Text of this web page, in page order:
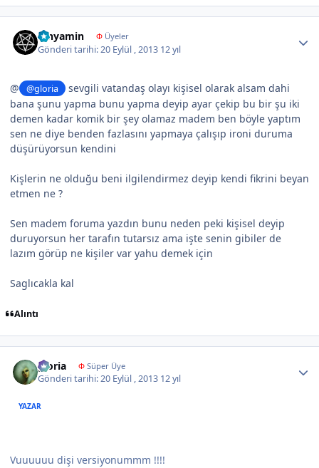
binyamin ΦÜyeler
Gönderi tarihi:20 Eylül , 2013 12 yıl
@ @gloria
sevgili vatandaş olayı kişisel olarak alsam dahi
bana şunu yapma bunu yapma deyip ayar çekip bu bir şu iki
demen kadar komik bir şey olamaz madem ben böyle yaptım
sen ne diye benden fazlasını yapmaya çalışıp ironi duruma
düşürüyorsun kendini
Kişlerin ne olduğu beni ilgilendirmez deyip kendi fikrini beyan
etmen ne ?
Sen madem foruma yazdın bunu neden peki kişisel deyip
duruyorsun her tarafın tutarsız ama işte senin gibiler de
lazım görüp ne kişiler var yahu demek için
Saglıcakla kal
Alıntı
gloria ΦSüper Üye
Gönderi tarihi:20 Eylül , 2013 12 yıl
YAZAR
Vuuuuuu dişi versiyonummm !!!!